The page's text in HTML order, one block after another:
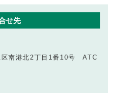
せ先
南港北2丁目1番10号 ATC